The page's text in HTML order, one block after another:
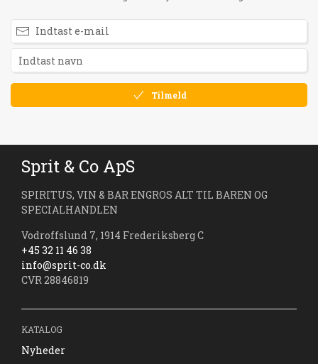
Tilmeld
Sprit & Co ApS
SPIRITUS, VIN & BAR ENGROS ALT TIL BAREN OG
SPECIALHANDLEN
Vodroffslund 7, 1914 Frederiksberg C
+45 32 11 46 38
info@sprit-co.dk
CVR 28846819
KATALOG
Nyheder